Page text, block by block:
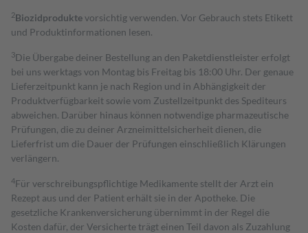
2Biozidproduktevorsichtig verwenden. Vor Gebrauch stets Etikett
und Produktinformationen lesen.
3Die Übergabe deiner Bestellung an den Paketdienstleister erfolgt
bei uns werktags von Montag bis Freitag bis 18:00 Uhr. Der genaue
Lieferzeitpunkt kann je nach Region und in Abhängigkeit der
Produktverfügbarkeit sowie vom Zustellzeitpunkt des Spediteurs
abweichen. Darüber hinaus können notwendige pharmazeutische
Prüfungen, die zu deiner Arzneimittelsicherheit dienen, die
Lieferfrist um die Dauer der Prüfungen einschließlich Klärungen
verlängern.
4Für verschreibungspflichtige Medikamente stellt der Arzt ein
Rezept aus und der Patient erhält sie in der Apotheke. Die
gesetzliche Krankenversicherung übernimmt in der Regel die
Kosten dafür, der Versicherte trägt einen Teil davon als Zuzahlung